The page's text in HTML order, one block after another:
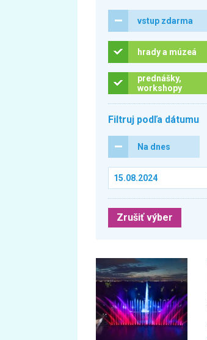
vstup zdarma
hrady a múzeá
prednášky,
workshopy
Filtruj podľa dátumu
Na dnes
Zrušiť výber